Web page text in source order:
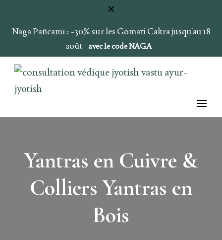
Nāga Pañcamī : -30% sur les Gomati Cakra jusqu’au 18
août
avec le code NAGA
Ojas & Soma
Ray of Light
Yantras en Cuivre &
Colliers Yantras en
Bois